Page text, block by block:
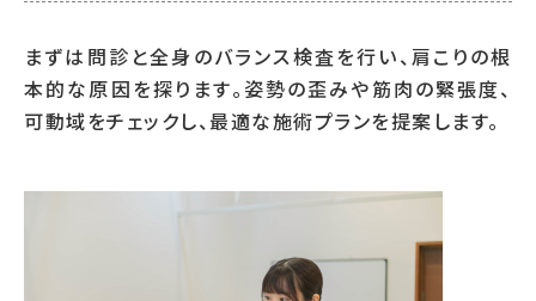
まずは問診と全身のバランス検査を行い、肩こりの根
本的な原因を探ります。姿勢の歪みや筋肉の緊張度、
可動域をチェックし、最適な施術プランを提案します。